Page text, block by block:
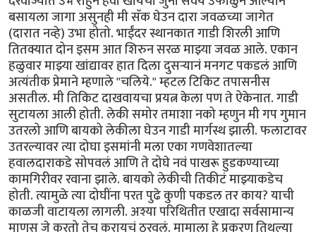
बसायला जागा असुनही मी सॅक घेउन दारा जवळच्या जागेत
(दारात नव्हे) उभा होतो. भाईंदर स्थानकात गाडी शिरली आणि
तितक्यात दोन इसम आत शिरुन सरळ माझ्या जवळ आले. एकान
हळुवार माझ्या खांद्यावर हात दिला दुसर्‍यानं मनगट पकडलं आणि
अत्यंतीक प्रेमाने म्हणाले "चलिये." म्हटल टिकिट तपासनीस
असतील. मी तिकिट दाखवायचा प्रयत्न केला पण ते ऐकेनात. गाडी
सुटायला आली होती. लेकी समोर तमाशा नको म्हणुन मी गप गुमान
उतरलो आणि बायको लेकीला घेउन गाडी मार्गस्थ झाली. फलाटावर
उतरल्यावर त्या दोघा इसमांनी मला एका गणवेशातल्या
हवालदाराकडे सोपवलं आणि ते दोघे नवं पाखरू हुडकण्याच्या
कामगिरीवर रवाना झाले. बायको लेकीची तिकीटं माझ्याकडेच
होती. त्यामुळे त्या दोघींना परत पुढे कुणी पकडल तर काय? याची
काळजी वाटायला लागली. अश्या परिथितीत एखादा सर्वसामान्य